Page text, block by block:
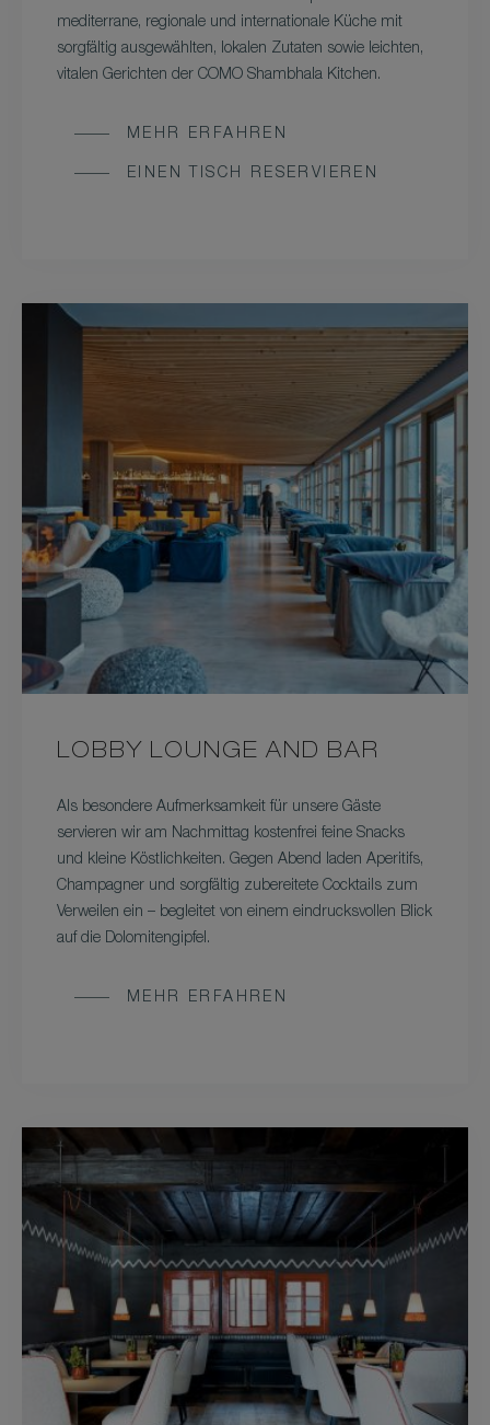
mediterrane, regionale und internationale Küche mit
sorgfältig ausgewählten, lokalen Zutaten sowie leichten,
vitalen Gerichten der COMO Shambhala Kitchen.
MEHR ERFAHREN
EINEN TISCH RESERVIEREN
LOBBY LOUNGE AND BAR
Als besondere Aufmerksamkeit für unsere Gäste
servieren wir am Nachmittag kostenfrei feine Snacks
und kleine Köstlichkeiten. Gegen Abend laden Aperitifs,
Champagner und sorgfältig zubereitete Cocktails zum
Verweilen ein – begleitet von einem eindrucksvollen Blick
auf die Dolomitengipfel.
MEHR ERFAHREN